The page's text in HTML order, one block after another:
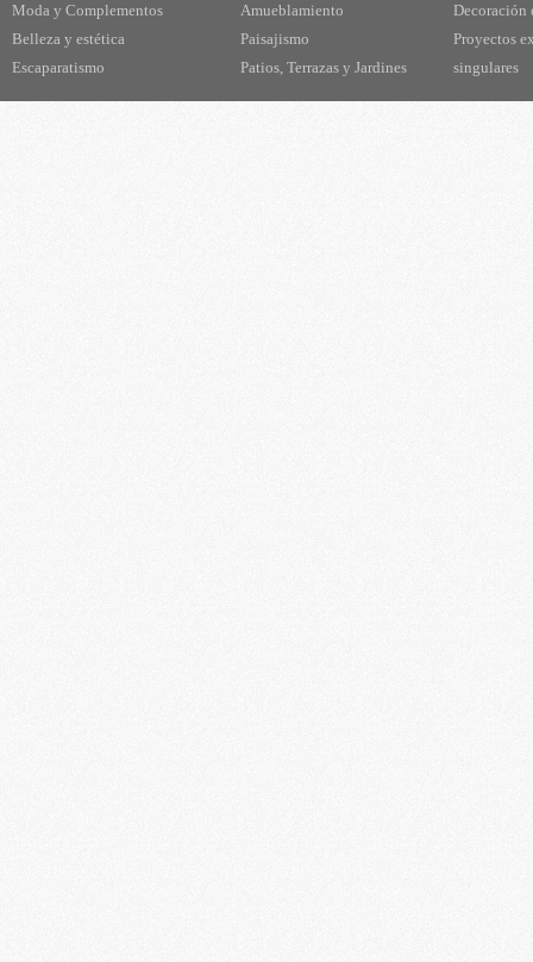
Moda y Complementos
Belleza y estética
Escaparatismo
Amueblamiento
Paisajismo
Patios, Terrazas y Jardines
Decoración
Proyectos
singulares